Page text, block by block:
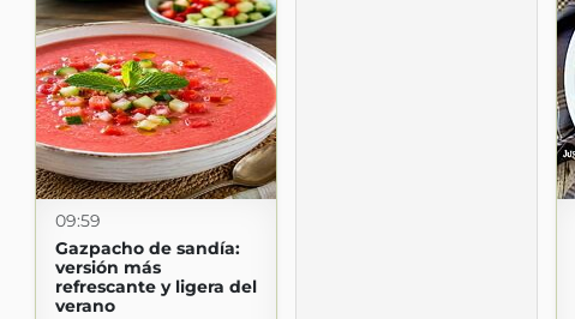
09:59
Gazpacho de sandía:
versión más
refrescante y ligera del
verano